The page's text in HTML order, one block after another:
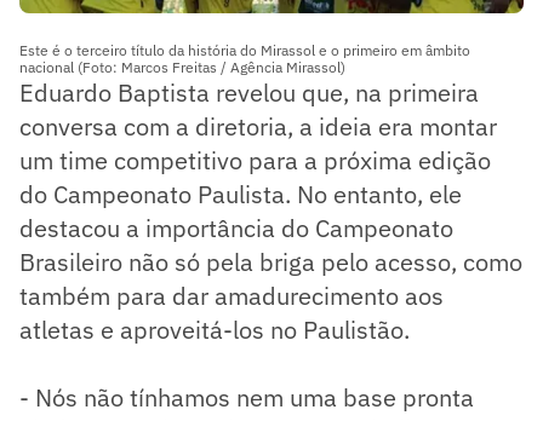
Este é o terceiro título da história do Mirassol e o primeiro em âmbito
nacional (Foto: Marcos Freitas / Agência Mirassol)
Eduardo Baptista revelou que, na primeira
conversa com a diretoria, a ideia era montar
um time competitivo para a próxima edição
do Campeonato Paulista. No entanto, ele
destacou a importância do Campeonato
Brasileiro não só pela briga pelo acesso, como
também para dar amadurecimento aos
atletas e aproveitá-los no Paulistão.
- Nós não tínhamos nem uma base pronta